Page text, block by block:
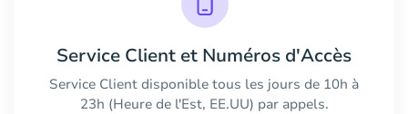
Service Client et Numéros d'Accès
Service Client disponible tous les jours de 10h à
23h (Heure de l'Est, EE.UU) par appels.